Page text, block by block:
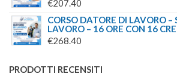
€207.40
CORSO DATORE DI LAVORO –
LAVORO – 16 ORE CON 16
€268.40
PRODOTTI RECENSITI